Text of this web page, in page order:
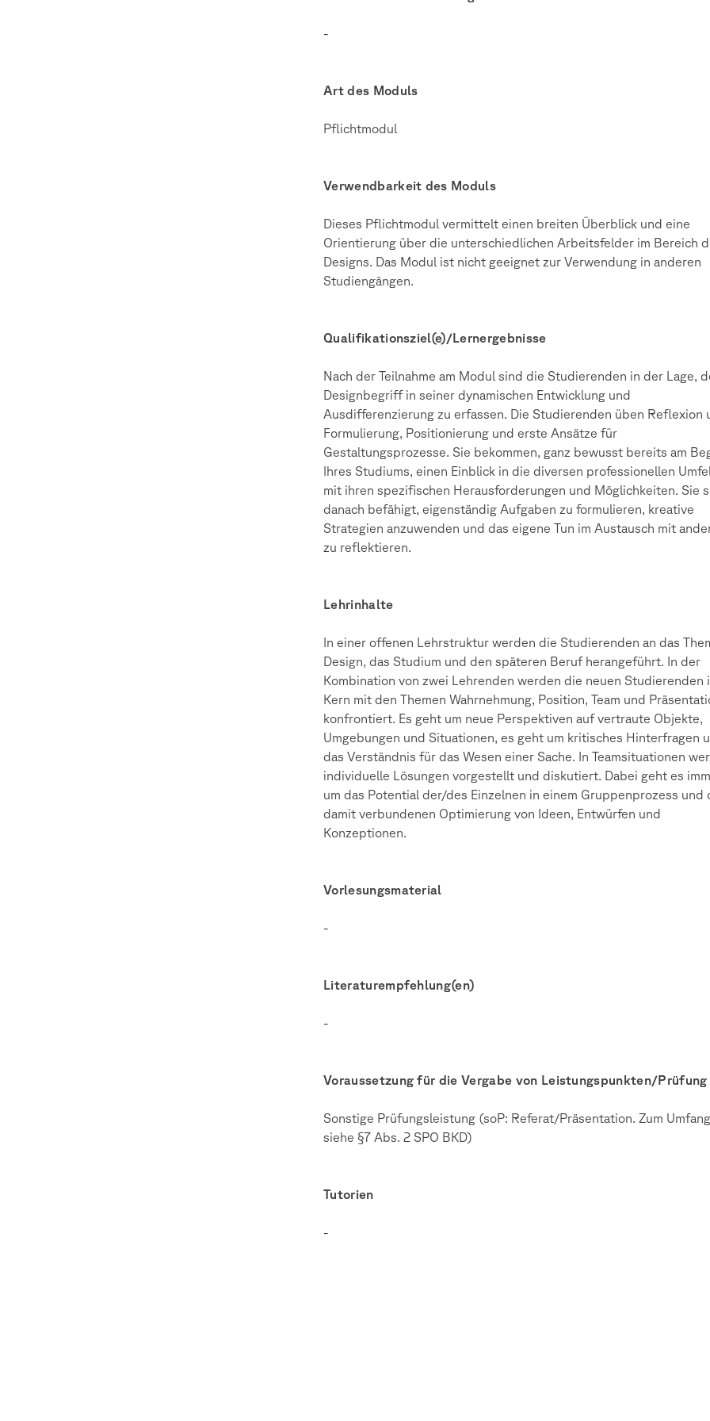
-
Art des Moduls
Pflichtmodul
Verwendbarkeit des Moduls
Dieses Pflichtmodul vermittelt einen breiten Überblick und eine
Orientierung über die unterschiedlichen Arbeitsfelder im Bereich
Designs. Das Modul ist nicht geeignet zur Verwendung in anderen
Studiengängen.
Qualifikationsziel(e)/Lernergebnisse
Nach der Teilnahme am Modul sind die Studierenden in der Lage,
Designbegriff in seiner dynamischen Entwicklung und
Ausdifferenzierung zu erfassen. Die Studierenden üben Reflexion
Formulierung, Positionierung und erste Ansätze für
Gestaltungsprozesse. Sie bekommen, ganz bewusst bereits am
Ihres Studiums, einen Einblick in die diversen professionellen
mit ihren spezifischen Herausforderungen und Möglichkeiten. Sie
danach befähigt, eigenständig Aufgaben zu formulieren, kreative
Strategien anzuwenden und das eigene Tun im Austausch mit
zu reflektieren.
Lehrinhalte
In einer offenen Lehrstruktur werden die Studierenden an das
Design, das Studium und den späteren Beruf herangeführt. In der
Kombination von zwei Lehrenden werden die neuen Studierenden
Kern mit den Themen Wahrnehmung, Position, Team und
konfrontiert. Es geht um neue Perspektiven auf vertraute Objekte,
Umgebungen und Situationen, es geht um kritisches Hinterfragen
das Verständnis für das Wesen einer Sache. In Teamsituationen
individuelle Lösungen vorgestellt und diskutiert. Dabei geht es
um das Potential der/des Einzelnen in einem Gruppenprozess und
damit verbundenen Optimierung von Ideen, Entwürfen und
Konzeptionen.
Vorlesungsmaterial
-
Literaturempfehlung(en)
-
Voraussetzung für die Vergabe von Leistungspunkten/Prüfung
Sonstige Prüfungsleistung (soP: Referat/Präsentation. Zum Umfang
siehe §7 Abs. 2 SPO BKD)
Tutorien
-